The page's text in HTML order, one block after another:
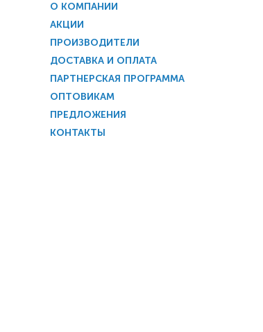
О КОМПАНИИ
АКЦИИ
ПРОИЗВОДИТЕЛИ
ДОСТАВКА И ОПЛАТА
ПАРТНЕРСКАЯ ПРОГРАММА
ОПТОВИКАМ
ПРЕДЛОЖЕНИЯ
КОНТАКТЫ